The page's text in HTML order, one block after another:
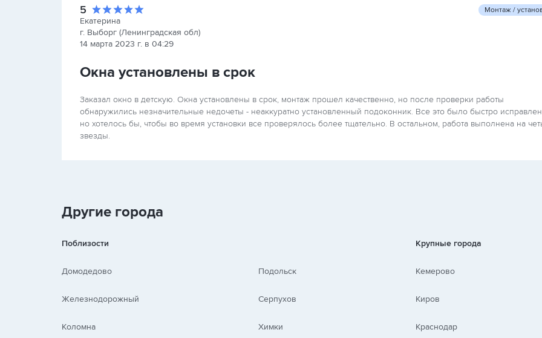
5
Екатерина
г. Выборг (Ленинградская обл)
14 марта 2023 г. в 04:29
Монтаж /
Окна установлены в срок
Заказал окно в детскую. Окна установлены в срок, монтаж прошел качественно, но после проверки работы
обнаружились незначительные недочеты - неаккуратно установленный подоконник. Все это было быстро
но хотелось бы, чтобы во время установки все проверялось более тщательно. В остальном, работа выполнена на
звезды.
Другие города
Поблизости
Домодедово
Железнодорожный
Коломна
Подольск
Серпухов
Химки
Крупные города
Кемерово
Киров
Краснодар